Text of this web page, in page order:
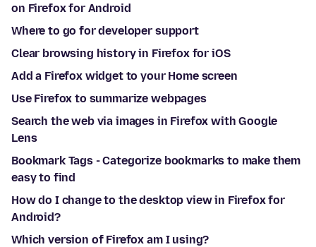
on Firefox for Android
Where to go for developer support
Clear browsing history in Firefox for iOS
Add a Firefox widget to your Home screen
Use Firefox to summarize webpages
Search the web via images in Firefox with Google
Lens
Bookmark Tags - Categorize bookmarks to make them
easy to find
How do I change to the desktop view in Firefox for
Android?
Which version of Firefox am I using?